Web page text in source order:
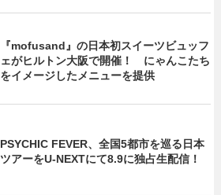
『mofusand』の日本初スイーツビュッフ
ェがヒルトン大阪で開催！ にゃんこたち
をイメージしたメニューを提供
PSYCHIC FEVER、全国5都市を巡る日本
ツアーをU‐NEXTにて8.9に独占生配信！